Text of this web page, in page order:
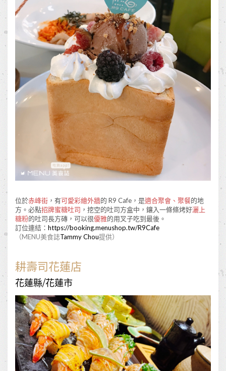
位於赤峰街 ，有可愛彩繪外牆的 R9 Cafe，是適合聚會、聚餐的地
方。必點招牌蜜糖吐司 ，挖空的吐司方盒中，鑲入一條條烤好灑上
糖粉的吐司長方磚，可以很優雅的用叉子吃到最後。
訂位連結： https://booking.menushop.tw/R9Cafe
（MENU美食誌Tammy Chou提供）
耕壽司花蓮店
花蓮縣/花蓮市